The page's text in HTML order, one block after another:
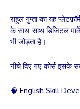
राहुल गुप्ता का यह
के साथ-साथ डिजिटल
भी जोड़ता है।
नीचे दिए गए कोर्स इसके
🧠 English Skill